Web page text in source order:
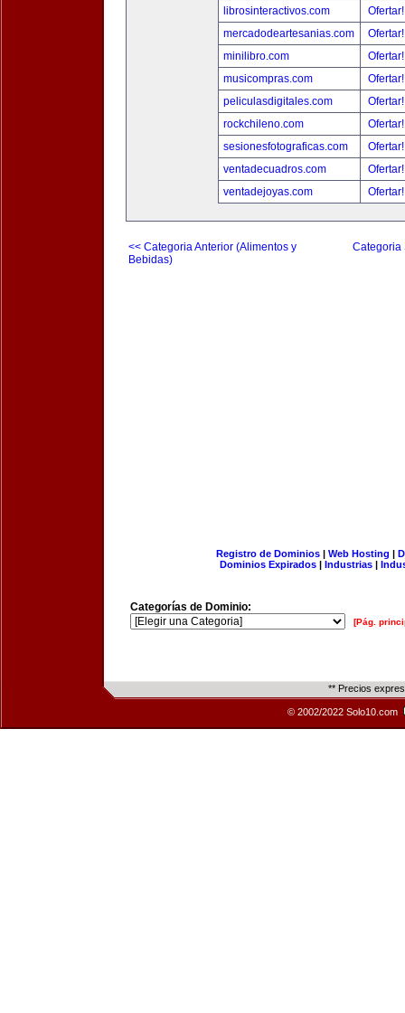
librosinteractivos.com
mercadodeartesanias.com
minilibro.com
musicompras.com
peliculasdigitales.com
rockchileno.com
sesionesfotograficas.com
ventadecuadros.com
ventadejoyas.com
<< Categoria Anterior (Alimentos y
Bebidas)
Categoria
Registro de Dominios| Web Hosting |
Dominios Expirados | Industrias |
Categorías de Dominio:
[Pág.
** Precios
© 2002/2022 Solo10.com